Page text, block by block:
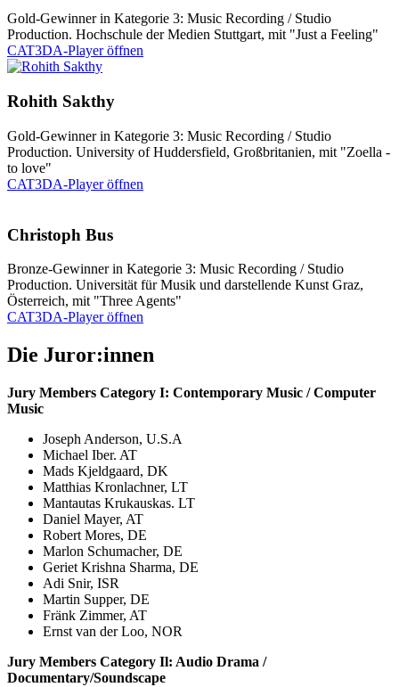
Gold-Gewinner in Kategorie 3: Music Recording / Studio
Production. Hochschule der Medien Stuttgart, mit "Just a Feeling"
CAT3DA-Player öffnen
Rohith Sakthy
Gold-Gewinner in Kategorie 3: Music Recording / Studio
Production. University of Huddersfield, Großbritanien, mit "Zoella -
to love"
CAT3DA-Player öffnen
Christoph Bus
Bronze-Gewinner in Kategorie 3: Music Recording / Studio
Production. Universität für Musik und darstellende Kunst Graz,
Österreich, mit "Three Agents"
CAT3DA-Player öffnen
Die Juror:innen
Jury Members Category I: Contemporary Music / Computer
Music
Joseph Anderson, U.S.A
Michael Iber. AT
Mads Kjeldgaard, DK
Matthias Kronlachner, LT
Mantautas Krukauskas. LT
Daniel Mayer, AT
Robert Mores, DE
Marlon Schumacher, DE
Geriet Krishna Sharma, DE
Adi Snir, ISR
Martin Supper, DE
Fränk Zimmer, AT
Ernst van der Loo, NOR
Jury Members Category Il: Audio Drama /
Documentary/Soundscape